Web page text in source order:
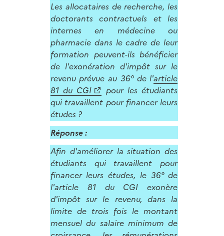
Les allocataires de recherche, les
doctorants contractuels et les
internes en médecine ou
pharmacie dans le cadre de leur
formation peuvent-ils bénéficier
de l'exonération d'impôt sur le
revenu prévue au 36° de l'article
81 du CGI
pour les étudiants
qui travaillent pour financer leurs
études ?
Réponse :
Afin d'améliorer la situation des
étudiants qui travaillent pour
financer leurs études, le 36° de
l'article 81 du CGI exonère
d'impôt sur le revenu, dans la
limite de trois fois le montant
mensuel du salaire minimum de